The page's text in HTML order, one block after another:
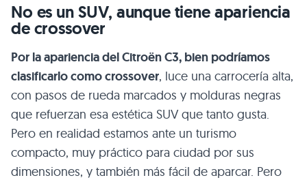
No es un SUV, aunque tiene apariencia
de crossover
Por la apariencia del Citroën C3, bien podríamos
clasificarlo como crossover, luce una carrocería alta,
con pasos de rueda marcados y molduras negras
que refuerzan esa estética SUV que tanto gusta.
Pero en realidad estamos ante un turismo
compacto, muy práctico para ciudad por sus
dimensiones, y también más fácil de aparcar. Pero